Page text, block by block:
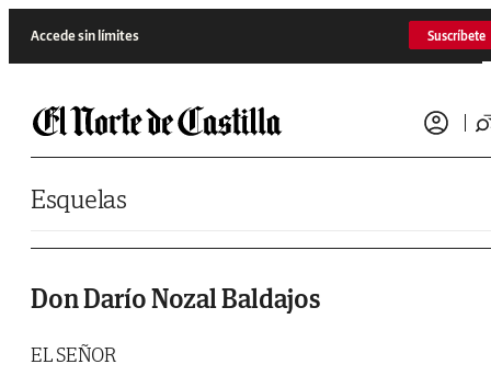
Accede sin límites Suscríbete
Esquelas
Don Darío Nozal Baldajos
EL SEÑOR